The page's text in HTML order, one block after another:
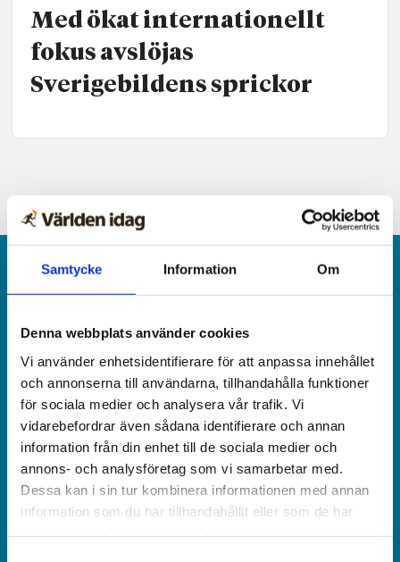
Samtycke Information Om
Denna webbplats använder cookies
Vi använder enhetsidentifierare för att anpassa innehållet
och annonserna till användarna, tillhandahålla funktioner
för sociala medier och analysera vår trafik. Vi
vidarebefordrar även sådana identifierare och annan
information från din enhet till de sociala medier och
annons- och analysföretag som vi samarbetar med.
Dessa kan i sin tur kombinera informationen med annan
information som du har tillhandahållit eller som de har
Med ökat internationellt
fokus avslöjas
Sverigebildens sprickor
Världen idag är en rikstäckande
och obunden nyhets­­­tidning på kristen grund.
Ansvarig utgivare och chef­redaktör:
Jonas Adolfsson
© Världen idag AB